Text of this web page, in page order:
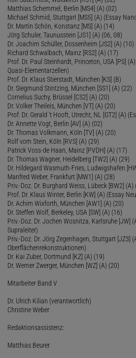
Matthias Schemmel, Berlin [MS4] (A) (02)
Michael Schmid, Stuttgart [MS5] (A) (Essay
Dr. Martin Schön, Konstanz [MS] (A) (14)
Jörg Schuler, Taunusstein [JS1] (A) (06, 08)
Dr. Joachim Schüller, Dossenheim [JS2] (A) (10)
Richard Schwalbach, Mainz [RS2] (A) (17)
Prof. Dr. Paul Steinhardt, Princeton, USA [PS]
Quasi-Elementarzellen)
Prof. Dr. Klaus Stierstadt, München [KS] (B)
Dr. Siegmund Stintzing, München [SS1] (A) (22)
Cornelius Suchy, Brüssel [CS2] (A) (20)
Dr. Volker Theileis, München [VT] (A) (20)
Prof. Dr. Gerald 't Hooft, Utrecht, NL [GT2] (A)
Dr. Annette Vogt, Berlin [AV] (A) (02)
Dr. Thomas Volkmann, Köln [TV] (A) (20)
Rolf vom Stein, Köln [RVS] (A) (29)
Patrick Voss-de Haan, Mainz [PVDH] (A) (17)
Dr. Thomas Wagner, Heidelberg [TW2] (A) (29)
Dr. Hildegard Wasmuth-Fries, Ludwigshafen
Manfred Weber, Frankfurt [MW1] (A) (28)
Priv.-Doz. Dr. Burghard Weiss, Lübeck [BW2] (A)
Prof. Dr. Klaus Winter, Berlin [KW] (A) (Essay
Dr. Achim Wixforth, München [AW1] (A) (20)
Dr. Steffen Wolf, Berkeley, USA [SW] (A) (16)
Priv.-Doz. Dr. Jochen Wosnitza, Karlsruhe [JW]
Supraleiter)
Priv.-Doz. Dr. Jörg Zegenhagen, Stuttgart [JZ3]
Oberflächenrekonstruktionen)
Dr. Kai Zuber, Dortmund [KZ] (A) (19)
Dr. Werner Zwerger, München [WZ] (A) (20)
Mitarbeiter Band V
Dr. Ulrich Kilian (verantwortlich)
Christine Weber
Redaktionsassistenz:
Matthias Beurer